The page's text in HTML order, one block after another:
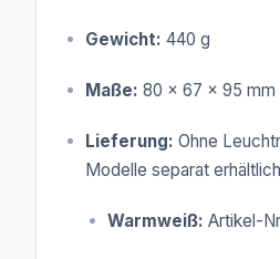
Gewicht: 440 g
Maße: 80 x 67 x 95 mm
Lieferung: Ohne
Modelle separat
Warmweiß: Artikel-